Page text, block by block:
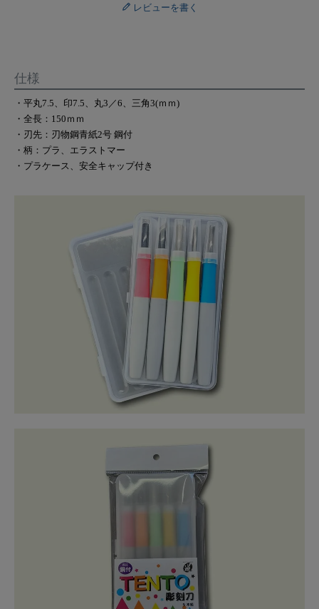
レビューを書く
仕様
・平丸7.5、印7.5、丸3／6、三角3(ｍｍ)
・全長：150ｍｍ
・刃先：刃物鋼青紙2号 鋼付
・柄：プラ、エラストマー
・プラケース、安全キャップ付き